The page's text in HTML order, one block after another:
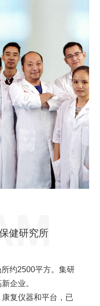
健研究所
约2500平方。集研
企业。
复仪器和平台，已